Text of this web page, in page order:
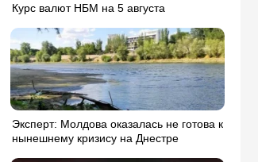
Курс валют НБМ на 5 августа
Эксперт: Молдова оказалась не готова к
нынешнему кризису на Днестре